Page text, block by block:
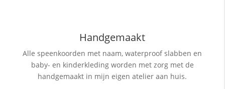
Handgemaakt
Alle speenkoorden met naam, waterproof slabbenen
baby- en kinderkleding worden met zorg met de
handgemaakt in mijn eigen atelier aan huis.